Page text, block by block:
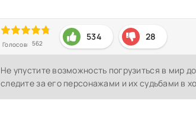
Голосов: 562
534 28
Не упустите возможность погрузиться в мир
следите за его персонажами и их судьбами в